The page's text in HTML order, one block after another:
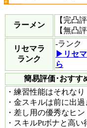
ラーメン
【完凸
【無凸
リセマラ
ランク
-ランク
▶︎リセ
ら
簡易評価･おすす
・練習性能はそれなり
・金スキルは前に出
・差し用の優秀なヒン
・スキルPtボナと高い